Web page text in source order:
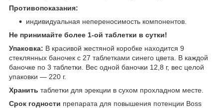
Противопоказания:
индивидуальная непереносимость компонентов.
Не принимайте более 1-ой таблетки в сутки!
Упаковка: В красивой жестяной коробке находится 9
стеклянных баночек с 27 таблетками синего цвета. В каждой
баночке по 3 таблетки. Вес одной баночки 12,8 г, вес целой
упаковки ― 220 г.
Хранить таблетки для эрекции в сухом прохладном месте.
Срок годности препарата для повышения потенции Boss